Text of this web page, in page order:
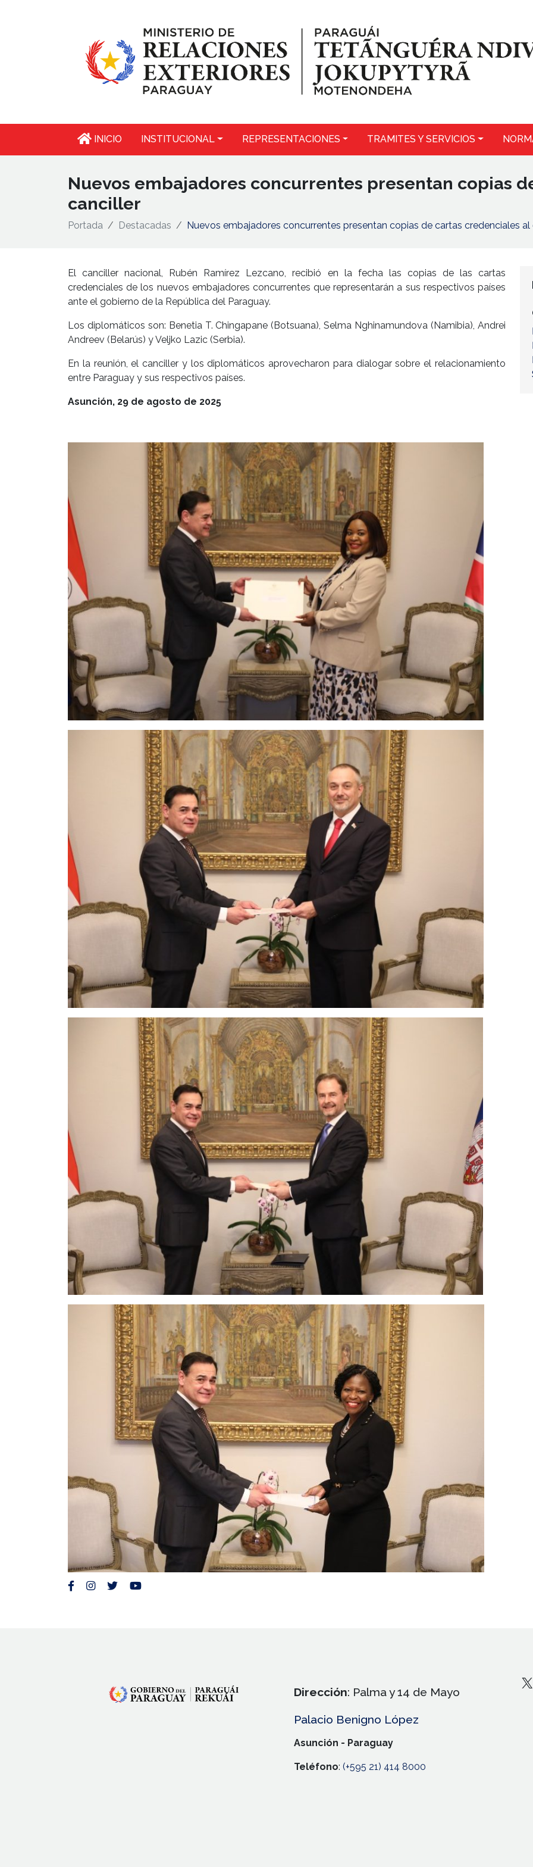
INICIO INSTITUCIONAL REPRESENTACIONES TRAMITES Y SERVICIOS
Nuevos embajadores concurrentes presentan copias
canciller
Portada Destacadas Nuevos embajadores concurrentes presentan copias de cartas credenciales al
El canciller nacional, Rubén Ramírez Lezcano, recibió en la fecha las copias de las cartas
credenciales de los nuevos embajadores concurrentes que representarán a sus respectivos países
ante el gobierno de la República del Paraguay.
Los diplomáticos son: Benetia T. Chingapane (Botsuana), Selma Nghinamundova (Namibia), Andrei
Andreev (Belarús) y Veljko Lazic (Serbia).
En la reunión, el canciller y los diplomáticos aprovecharon para dialogar sobre el relacionamiento
entre Paraguay y sus respectivos países.
Asunción, 29 de agosto de 2025
Dirección: Palma y 14 de Mayo
Palacio Benigno López
Asunción - Paraguay
Teléfono: (+595 21) 414 8000
X